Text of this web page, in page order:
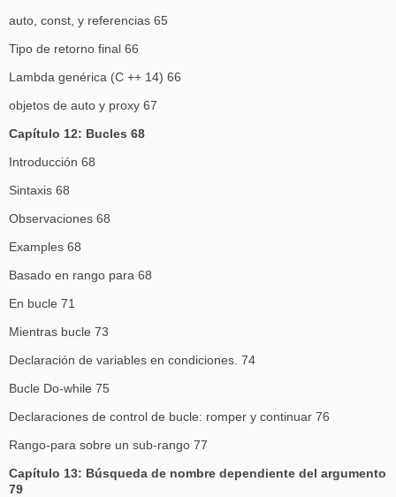
auto, const, y referencias 65
Tipo de retorno final 66
Lambda genérica (C ++ 14) 66
objetos de auto y proxy 67
Capítulo 12: Bucles 68
Introducción 68
Sintaxis 68
Observaciones 68
Examples 68
Basado en rango para 68
En bucle 71
Mientras bucle 73
Declaración de variables en condiciones. 74
Bucle Do-while 75
Declaraciones de control de bucle: romper y continuar 76
Rango-para sobre un sub-rango 77
Capítulo 13: Búsqueda de nombre dependiente del argumento
79